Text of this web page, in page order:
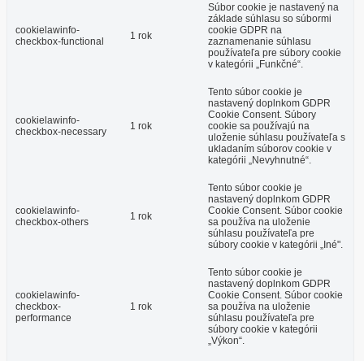
cookielawinfo-
checkbox-functional
1 rok
Súbor cookie je nastavený na
základe súhlasu so súbormi
cookie GDPR na
zaznamenanie súhlasu
používateľa pre súbory cookie
v kategórii „Funkčné“.
cookielawinfo-
checkbox-necessary
1 rok
Tento súbor cookie je
nastavený doplnkom GDPR
Cookie Consent. Súbory
cookie sa používajú na
uloženie súhlasu používateľa s
ukladaním súborov cookie v
kategórii „Nevyhnutné“.
cookielawinfo-
checkbox-others
1 rok
Tento súbor cookie je
nastavený doplnkom GDPR
Cookie Consent. Súbor cookie
sa používa na uloženie
súhlasu používateľa pre
súbory cookie v kategórii „Iné".
cookielawinfo-
checkbox-
performance
1 rok
Tento súbor cookie je
nastavený doplnkom GDPR
Cookie Consent. Súbor cookie
sa používa na uloženie
súhlasu používateľa pre
súbory cookie v kategórii
„Výkon“.